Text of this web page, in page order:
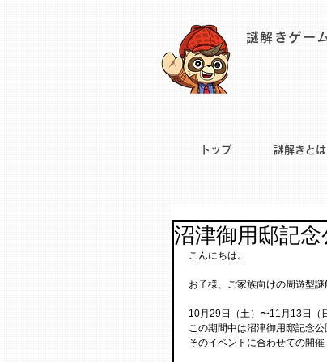
謎解きゲー
トップ 謎解きとは
沼津御用邸記
こんにちは。
お子様、ご家族向けの周遊型
10月29日（土）〜11月13日（
この期間中は沼津御用邸記念
そのイベントに合わせての開催